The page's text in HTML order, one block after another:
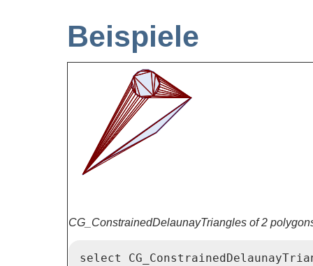
Beispiele
CG_ConstrainedDelaunayTriangles of 2
select